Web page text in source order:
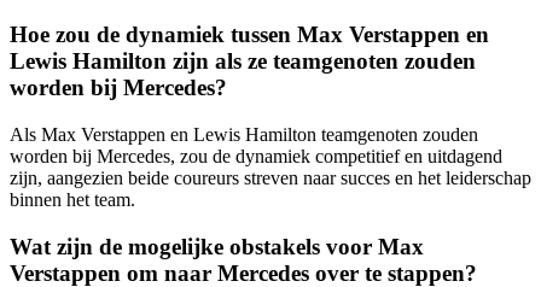
Hoe zou de dynamiek tussen Max Verstappen en
Lewis Hamilton zijn als ze teamgenoten zouden
worden bij Mercedes?
Als Max Verstappen en Lewis Hamilton teamgenoten zouden
worden bij Mercedes, zou de dynamiek competitief en uitdagend
zijn, aangezien beide coureurs streven naar succes en het leiderschap
binnen het team.
Wat zijn de mogelijke obstakels voor Max
Verstappen om naar Mercedes over te stappen?